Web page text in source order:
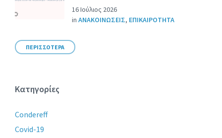
16 Ιούλιος 2026
in ΑΝΑΚΟΙΝΩΣΕΙΣ, ΕΠΙΚΑΙΡΟΤΗΤΑ
ΠΕΡΙΣΣΟΤΕΡΑ
Κατηγορίες
Condereff
Covid-19